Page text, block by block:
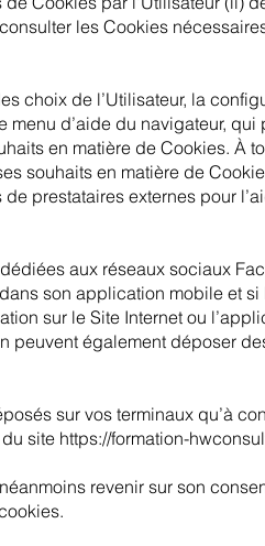
les Cookies
choix de l’Utilisateur, la
menu d’aide du navigateur,
en matière de Cookies. À
souhaits en matière de
prestataires externes pour
aux réseaux sociaux
son application mobile et
sur le Site Internet ou
peuvent également déposer
sur vos terminaux qu’à
site https://formation-
revenir sur son